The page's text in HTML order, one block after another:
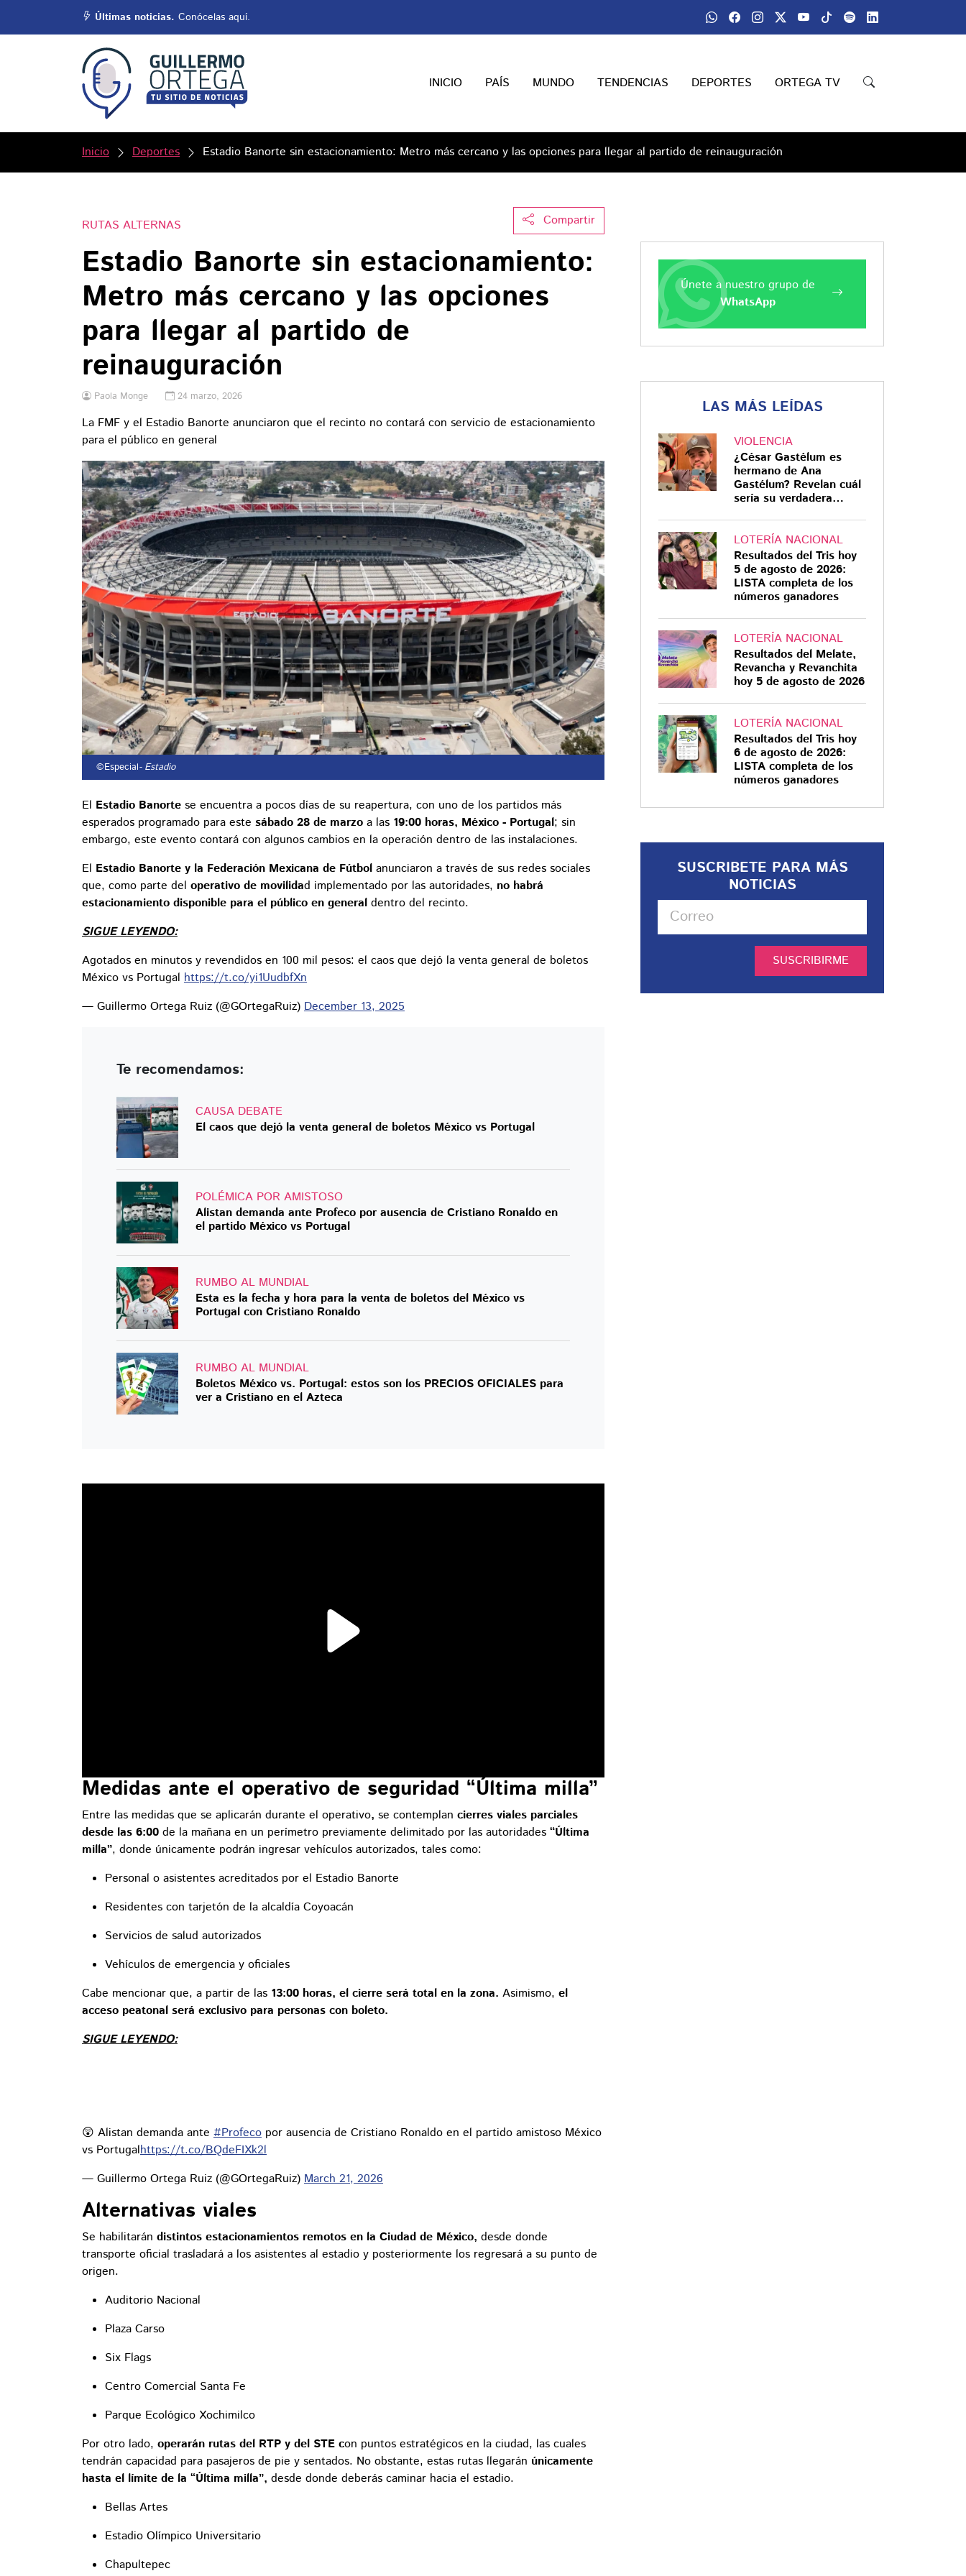
Últimas noticias. Conócelas aquí.
INICIO PAÍS MUNDO TENDENCIAS DEPORTES ORTEGA TV
Inicio Deportes Estadio Banorte sin estacionamiento: Metro más cercano y las opciones para llegar al partido de reinauguración
Compartir
RUTAS ALTERNAS
Estadio Banorte sin estacionamiento:
Metro más cercano y las opciones
para llegar al partido de
reinauguración
Paola Monge 24 marzo, 2026
La FMF y el Estadio Banorte anunciaron que el recinto no contará con servicio de estacionamiento
para el público en general
©Especial- Estadio
El Estadio Banorte se encuentra a pocos días de su reapertura, con uno de los partidos más
esperados programado para este sábado 28 de marzo a las 19:00 horas, México - Portugal; sin
embargo, este evento contará con algunos cambios en la operación dentro de las instalaciones.
El Estadio Banorte y la Federación Mexicana de Fútbol anunciaron a través de sus redes sociales
que, como parte del operativo de movilidad implementado por las autoridades, no habrá
estacionamiento disponible para el público en general dentro del recinto.
SIGUE LEYENDO:
Agotados en minutos y revendidos en 100 mil pesos: el caos que dejó la venta general de boletos
México vs Portugal https://t.co/yi1UudbfXn
— Guillermo Ortega Ruiz (@GOrtegaRuiz) December 13, 2025
Te recomendamos:
CAUSA DEBATE
El caos que dejó la venta general de boletos México vs Portugal
POLÉMICA POR AMISTOSO
Alistan demanda ante Profeco por ausencia de Cristiano Ronaldo en
el partido México vs Portugal
RUMBO AL MUNDIAL
Esta es la fecha y hora para la venta de boletos del México vs
Portugal con Cristiano Ronaldo
RUMBO AL MUNDIAL
Boletos México vs. Portugal: estos son los PRECIOS OFICIALES para
ver a Cristiano en el Azteca
Medidas ante el operativo de seguridad “Última milla”
Entre las medidas que se aplicarán durante el operativo, se contemplan cierres viales parciales
desde las 6:00 de la mañana en un perímetro previamente delimitado por las autoridades “Última
milla”, donde únicamente podrán ingresar vehículos autorizados, tales como:
Personal o asistentes acreditados por el Estadio Banorte
Residentes con tarjetón de la alcaldía Coyoacán
Servicios de salud autorizados
Vehículos de emergencia y oficiales
Cabe mencionar que, a partir de las 13:00 horas, el cierre será total en la zona. Asimismo, el
acceso peatonal será exclusivo para personas con boleto.
SIGUE LEYENDO:
😲 Alistan demanda ante #Profeco por ausencia de Cristiano Ronaldo en el partido amistoso México
vs Portugalhttps://t.co/BQdeFIXk2l
— Guillermo Ortega Ruiz (@GOrtegaRuiz) March 21, 2026
Alternativas viales
Se habilitarán distintos estacionamientos remotos en la Ciudad de México, desde donde
transporte oficial trasladará a los asistentes al estadio y posteriormente los regresará a su punto de
origen.
Auditorio Nacional
Plaza Carso
Six Flags
Centro Comercial Santa Fe
Parque Ecológico Xochimilco
Por otro lado, operarán rutas del RTP y del STE con puntos estratégicos en la ciudad, las cuales
tendrán capacidad para pasajeros de pie y sentados. No obstante, estas rutas llegarán únicamente
hasta el límite de la “Última milla”, desde donde deberás caminar hacia el estadio.
Bellas Artes
Estadio Olímpico Universitario
Chapultepec
Únete a nuestro grupo de
WhatsApp
LAS MÁS LEÍDAS
VIOLENCIA
¿César Gastélum es
hermano de Ana
Gastélum? Revelan cuál
sería su verdadera
LOTERÍA NACIONAL
Resultados del Tris hoy
5 de agosto de 2026:
LISTA completa de los
números ganadores
LOTERÍA NACIONAL
Resultados del Melate,
Revancha y Revanchita
hoy 5 de agosto de 2026
LOTERÍA NACIONAL
Resultados del Tris hoy
6 de agosto de 2026:
LISTA completa de los
números ganadores
SUSCRIBETE PARA MÁS
NOTICIAS
SUSCRIBIRME